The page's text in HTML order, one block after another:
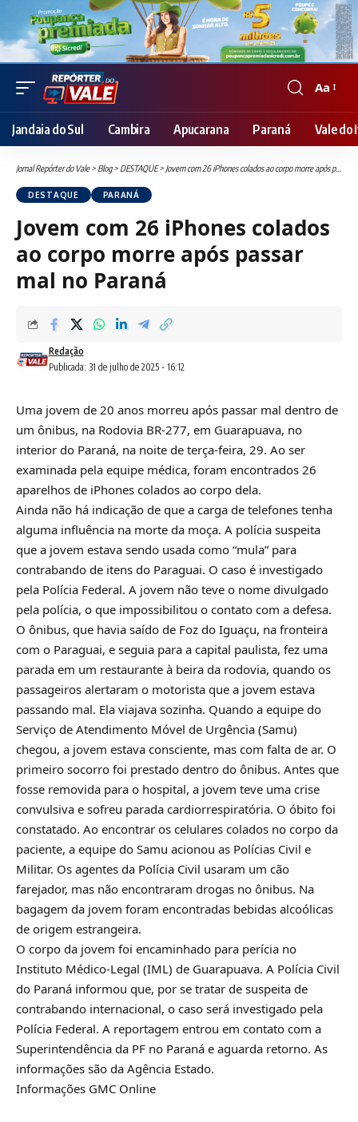
Font
Resizer
Aa
Jandaia do Sul Cambira Apucarana Paraná Vale do
Jornal Repórter do Vale> Blog> DESTAQUE> Jovem com 26 iPhones colados ao corpo morre após passar mal no Paraná
DESTAQUE PARANÁ
Jovem com 26 iPhones colados
ao corpo morre após passar
mal no Paraná
Publicada: 31 de julho de 2025 - 16:12
Redação
Uma jovem de 20 anos morreu após passar mal dentro de
um ônibus, na Rodovia BR-277, em Guarapuava, no
interior do Paraná, na noite de terça-feira, 29. Ao ser
examinada pela equipe médica, foram encontrados 26
aparelhos de iPhones colados ao corpo dela.
Ainda não há indicação de que a carga de telefones tenha
alguma influência na morte da moça. A polícia suspeita
que a jovem estava sendo usada como “mula” para
contrabando de itens do Paraguai. O caso é investigado
pela Polícia Federal. A jovem não teve o nome divulgado
pela polícia, o que impossibilitou o contato com a defesa.
O ônibus, que havia saído de Foz do Iguaçu, na fronteira
com o Paraguai, e seguia para a capital paulista, fez uma
parada em um restaurante à beira da rodovia, quando os
passageiros alertaram o motorista que a jovem estava
passando mal. Ela viajava sozinha. Quando a equipe do
Serviço de Atendimento Móvel de Urgência (Samu)
chegou, a jovem estava consciente, mas com falta de ar. O
primeiro socorro foi prestado dentro do ônibus. Antes que
fosse removida para o hospital, a jovem teve uma crise
convulsiva e sofreu parada cardiorrespiratória. O óbito foi
constatado. Ao encontrar os celulares colados no corpo da
paciente, a equipe do Samu acionou as Polícias Civil e
Militar. Os agentes da Polícia Civil usaram um cão
farejador, mas não encontraram drogas no ônibus. Na
bagagem da jovem foram encontradas bebidas alcoólicas
de origem estrangeira.
O corpo da jovem foi encaminhado para perícia no
Instituto Médico-Legal (IML) de Guarapuava. A Polícia Civil
do Paraná informou que, por se tratar de suspeita de
contrabando internacional, o caso será investigado pela
Polícia Federal. A reportagem entrou em contato com a
Superintendência da PF no Paraná e aguarda retorno. As
informações são da Agência Estado.
Informações GMC Online